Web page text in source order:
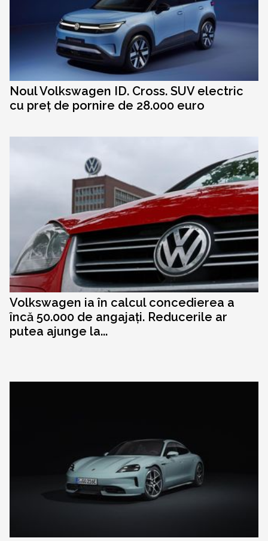
Noul Volkswagen ID. Cross. SUV electric
cu preț de pornire de 28.000 euro
Volkswagen ia în calcul concedierea a
încă 50.000 de angajați. Reducerile ar
putea ajunge la...